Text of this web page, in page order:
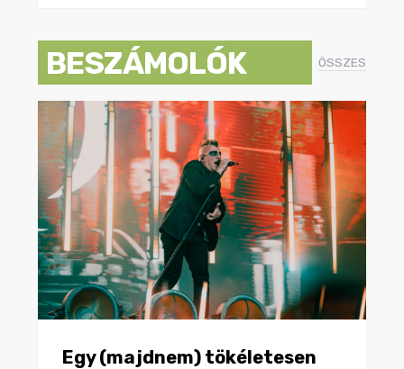
BESZÁMOLÓK ÖSSZES
Egy (majdnem) tökéletesen